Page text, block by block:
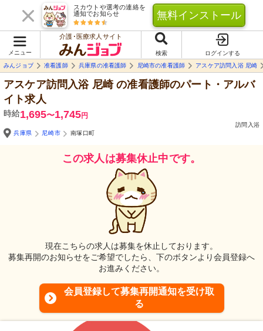
スカウトや選考の連絡を
通知でお知らせ
無料インストール
メニュー
介護･医療求人サイト
検索
ログインする
みんジョブ
准看護師 兵庫県の准看護師 尼崎市の准看護師 アスケア訪問入浴 尼崎
アスケア訪問入浴 尼崎の准看護師のパート・アルバ
イト求人
時給1,695〜1,745円
訪問入浴
兵庫県
尼崎市 南塚口町
この求人は募集休止中です。
現在こちらの求人は募集を休止しております。
募集再開のお知らせをご希望でしたら、下のボタンより会員登録へ
お進みください。
会員登録して募集再開通知を受け取
る